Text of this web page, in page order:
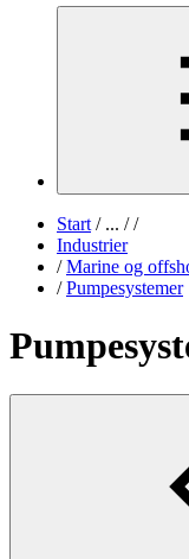
Start /... / /
Industrier
/ Marine og
/ Pumpesystemer